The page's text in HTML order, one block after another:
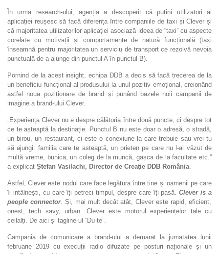
În urma research-ului, agenția a descoperit că puțini utilizatori ai
aplicației reușesc să facă diferența între companiile de taxi și Clever și
că majoritatea utilizatorilor aplicației asociază ideea de “taxi” cu aspecte
corelate cu motivații și comportamente de natură funcțională (taxi
înseamnă pentru majoritatea un serviciu de transport ce rezolvă nevoia
punctuală de a ajunge din punctul A în punctul B).
Pornind de la acest insight, echipa DDB a decis să facă trecerea de la
un beneficiu funcțional al produsului la unul pozitiv emoțional, creionând
astfel noua poziționare de brand și punând bazele noii campanii de
imagine a brand-ului Clever.
„Experiența Clever nu e despre călătoria între două puncte, ci despre tot
ce te așteaptă la destinație. Punctul B nu este doar o adresă, o stradă,
un birou, un restaurant, ci este o conexiune la care trebuie sau vrei tu
să ajungi: familia care te asteaptă, un prieten pe care nu l-ai văzut de
multă vreme, bunica, un coleg de la muncă, gașca de la facultate etc.”
a explicat Ștefan Vasilachi, Director de Creație DDB România.
Astfel, Clever este nodul care face legătura între tine și oamenii pe care
îi intâlnești, cu care îți petreci timpul, despre care îți pasă.Clever is a
people connector. Și, mai mult decât atât, Clever este rapid, eficient,
onest, tech savy, urban. Clever este motorul experiențelor tale cu
ceilalți. De aici și tagline-ul “Du-te”.
Campania de comunicare a brand-ului a demarat la jumatatea lunii
februarie 2019 cu execuții radio difuzate pe posturi naționale și un